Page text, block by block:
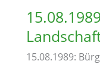
15.08.1989: